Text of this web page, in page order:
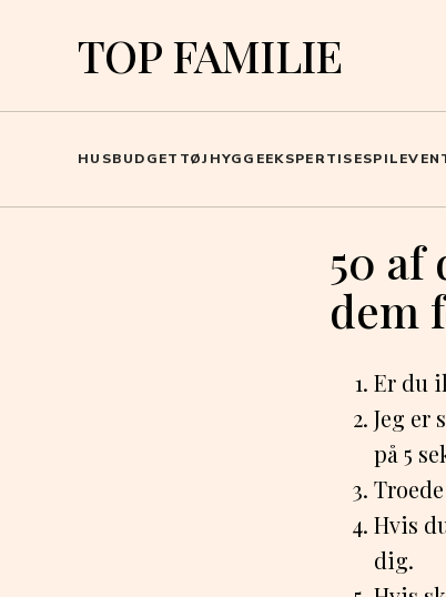
TOP FAMILIE
HUSBUDGET TØJ HYGGEEKSPERTISESPIL
50
dem
Er du
Jeg er
på 5
Hvis
dig.